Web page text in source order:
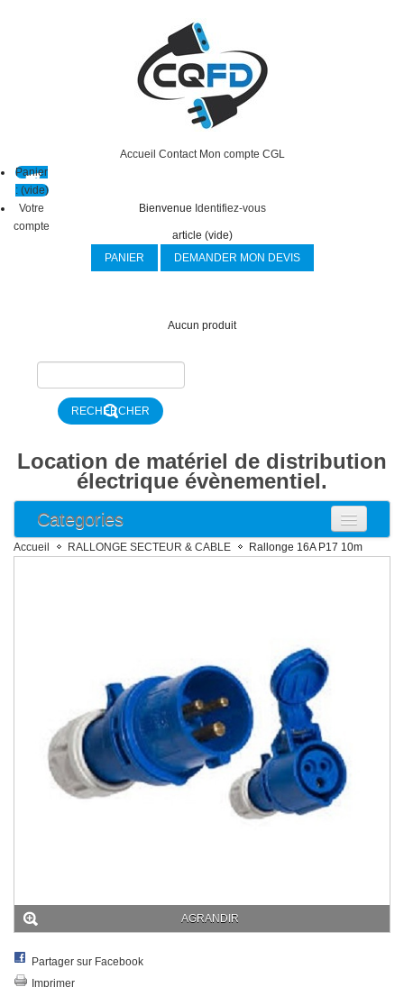
Accueil Contact Mon compte CGL
Panier
: (vide)
Votre
compte
Bienvenue Identifiez-vous
article (vide)
PANIER
DEMANDER MON DEVIS
Aucun produit
Location de matériel de distribution
électrique évènementiel.
Categories
ARMOIRE ELECTRIQUE
RALLONGE SECTEUR & CABLE
RALLONGE 16A 2P+T NF
RALLONGE 16A 2P+T P17
Rallonge 32A 2P+T P17
Rallonge 16A 3P+N+T P17
Rallonge 32A 3P+N+T P17
RALLONGE 63A 3P+N+T P17
RALLONGE 125A 3P+N+T P17
PASSAGE DE CABLE
ECLAIRAGE SECURITE
DIVERS
Accueil RALLONGE SECTEUR & CABLE Rallonge 16A P17 10m
AGRANDIR
Partager sur Facebook
Imprimer